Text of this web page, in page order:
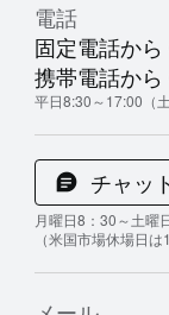
電話
固定電話から
携帯電話から
平日8:30～17:00（
チャッ
月曜日8：30～土曜
（米国市場休場日